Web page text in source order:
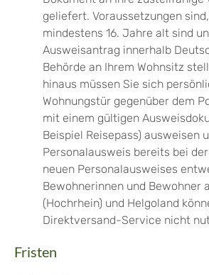
geliefert. Voraussetzungen
mindestens 16. Jahre alt sind
Ausweisantrag innerhalb
Behörde an Ihrem Wohnsitz
hinaus müssen Sie sich
Wohnungstür gegenüber dem
mit einem gültigen
Beispiel Reisepass) ausweisen
Personalausweis bereits bei
neuen Personalausweises
Bewohnerinnen und Bewohner
(Hochrhein) und Helgoland
Direktversand-Service nicht
Fristen